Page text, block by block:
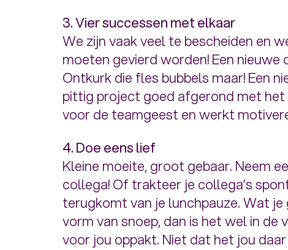
3. Vier successen met elkaar
We zijn vaak veel te bescheiden en
moeten gevierd worden! Een
Ontkurk die fles bubbels maar! Een
pittig project goed afgerond met het
voor de teamgeest en werkt
4. Doe eens lief
Kleine moeite, groot gebaar. Neem
collega! Of trakteer je collega’s
terugkomt van je lunchpauze. Wat
vorm van snoep, dan is het wel in de
voor jou oppakt. Niet dat het jou